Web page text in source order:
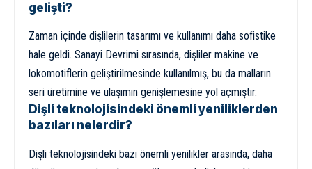
gelişti?
Zaman içinde dişlilerin tasarımı ve kullanımı daha sofistike
hale geldi. Sanayi Devrimi sırasında, dişliler makine ve
lokomotiflerin geliştirilmesinde kullanılmış, bu da malların
seri üretimine ve ulaşımın genişlemesine yol açmıştır.
Dişli teknolojisindeki önemli yeniliklerden
bazıları nelerdir?
Dişli teknolojisindeki bazı önemli yenilikler arasında, daha